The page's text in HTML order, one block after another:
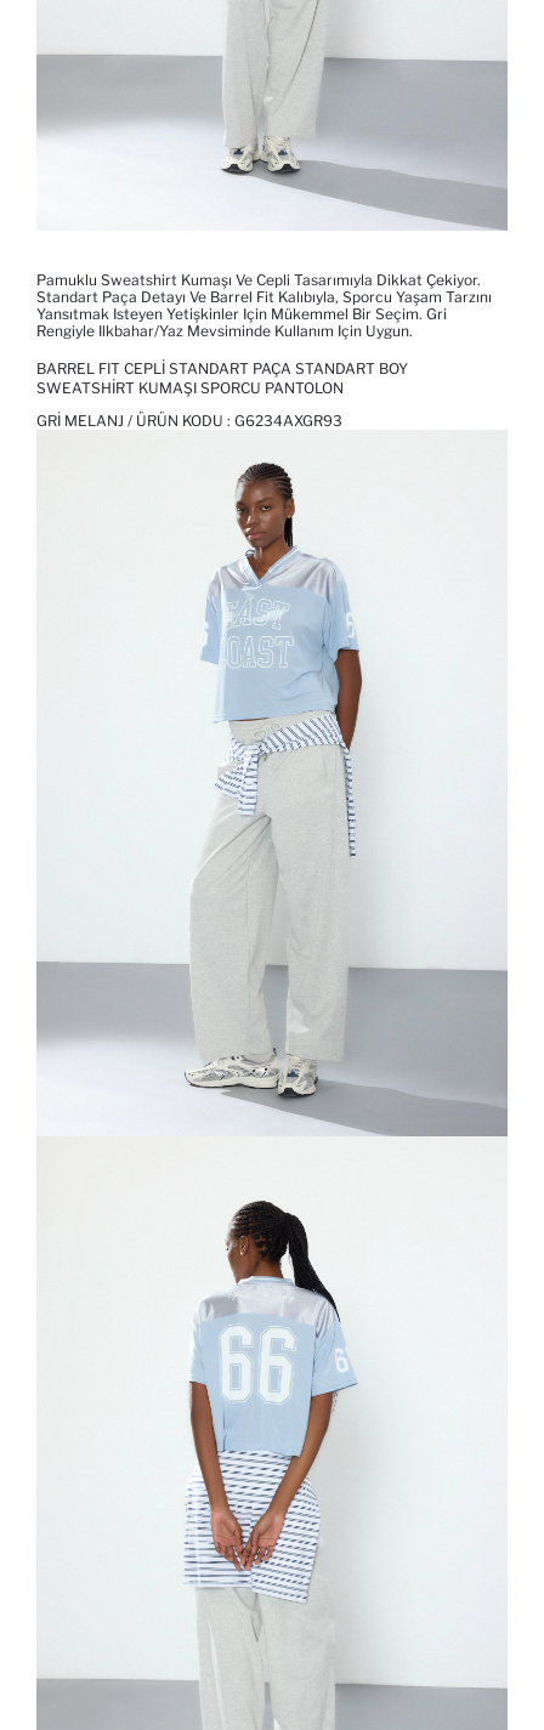
Pamuklu Sweatshirt Kumaşı Ve Cepli Tasarımıyla Dikkat Çekiyor.
Standart Paça Detayı Ve Barrel Fit Kalıbıyla, Sporcu Yaşam Tarzını
Yansıtmak Isteyen Yetişkinler Için Mükemmel Bir Seçim. Gri
Rengiyle Ilkbahar/yaz Mevsiminde Kullanım Için Uygun.
BARREL FIT CEPLI STANDART PAÇA STANDART BOY
SWEATSHIRT KUMAŞI SPORCU PANTOLON
GRI MELANJ / ÜRÜN KODU : G6234AXGR93